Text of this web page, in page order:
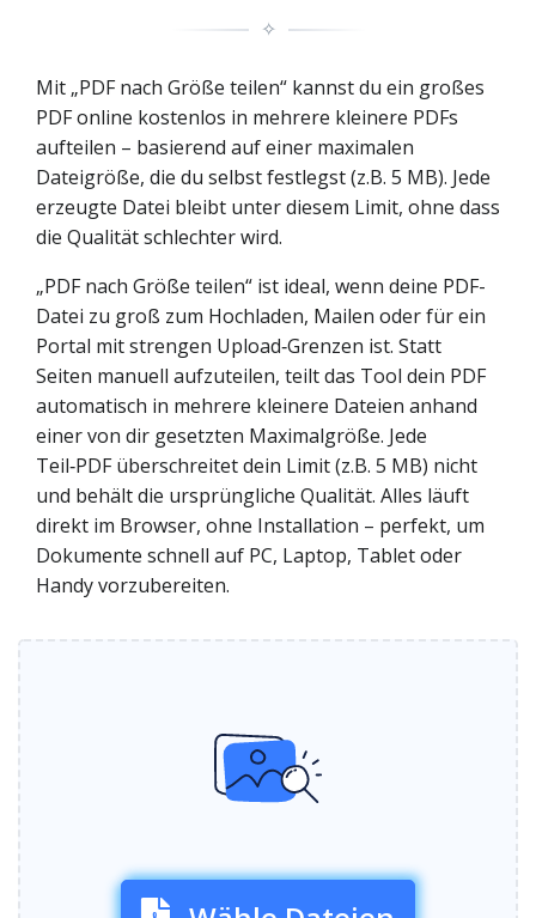
✧
Mit „PDF nach Größe teilen“ kannst du ein großes
PDF online kostenlos in mehrere kleinere PDFs
aufteilen – basierend auf einer maximalen
Dateigröße, die du selbst festlegst (z.B. 5 MB). Jede
erzeugte Datei bleibt unter diesem Limit, ohne dass
die Qualität schlechter wird.
„PDF nach Größe teilen“ ist ideal, wenn deine PDF-
Datei zu groß zum Hochladen, Mailen oder für ein
Portal mit strengen Upload‑Grenzen ist. Statt
Seiten manuell aufzuteilen, teilt das Tool dein PDF
automatisch in mehrere kleinere Dateien anhand
einer von dir gesetzten Maximalgröße. Jede
Teil‑PDF überschreitet dein Limit (z.B. 5 MB) nicht
und behält die ursprüngliche Qualität. Alles läuft
direkt im Browser, ohne Installation – perfekt, um
Dokumente schnell auf PC, Laptop, Tablet oder
Handy vorzubereiten.